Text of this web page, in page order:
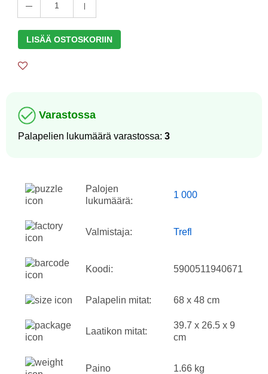
1
LISÄÄ OSTOSKORIIN
Varastossa
Palapelien lukumäärä varastossa: 3
Palojen
lukumäärä:
1 000
Valmistaja: Trefl
Koodi: 5900511940671
Palapelin mitat: 68 x 48 cm
Laatikon mitat:
39.7 x 26.5 x 9
cm
Paino 1.66 kg